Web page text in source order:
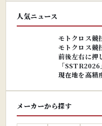
人気ニュース
※画像はイ
モトクロス競
モトクロス競
前後左右に押
「
現在地を高精
メーカーから探す